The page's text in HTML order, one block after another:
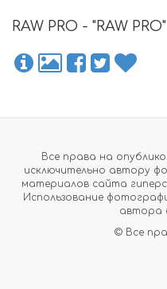
RAW PRO - "RAW PRO"
Все права на
исключительно автору
материалов сайта
Использование
автора
© Все